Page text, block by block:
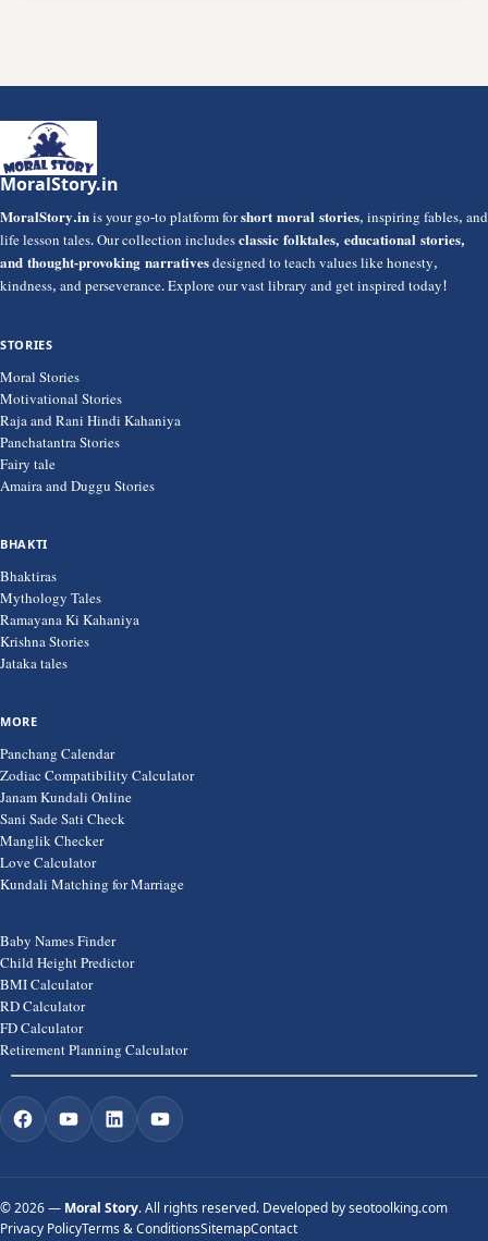
MoralStory.in
MoralStory.inis your go-to platform forshort moral stories, inspiring fables, and
life lesson tales. Our collection includesclassic folktales, educational stories,
and thought-provoking narrativesdesigned to teach values like honesty,
kindness, and perseverance. Explore our vast library and get inspired today!
STORIES
Moral Stories
Motivational Stories
Raja and Rani Hindi Kahaniya
Panchatantra Stories
Fairy tale
Amaira and Duggu Stories
BHAKTI
Bhaktiras
Mythology Tales
Ramayana Ki Kahaniya
Krishna Stories
Jataka tales
MORE
Panchang Calendar
Zodiac Compatibility Calculator
Janam Kundali Online
Sani Sade Sati Check
Manglik Checker
Love Calculator
Kundali Matching for Marriage
Baby Names Finder
Child Height Predictor
BMI Calculator
RD Calculator
FD Calculator
Retirement Planning Calculator
©2026 — Moral Story. All rights reserved. Developed byseotoolking.com
Privacy PolicyTerms & ConditionsSitemapContact